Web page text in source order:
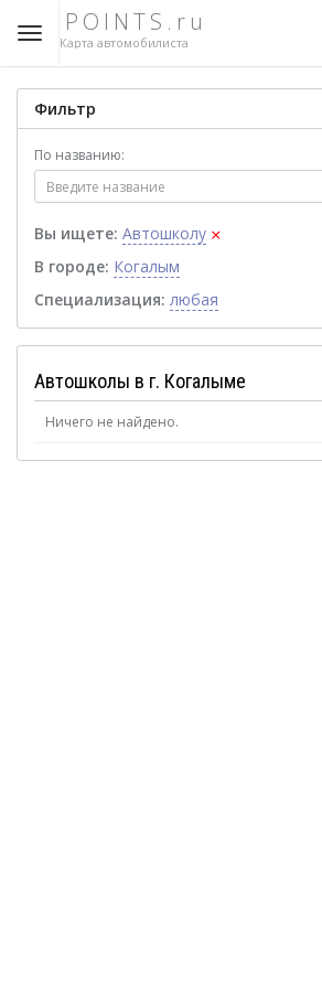
POINTS.ru
Карта автомобилиста
Фильтр
По названию:
Вы ищете: Автошколу ×
В городе: Когалым
Специализация: любая
Автошколы в г. Когалыме
Ничего не найдено.